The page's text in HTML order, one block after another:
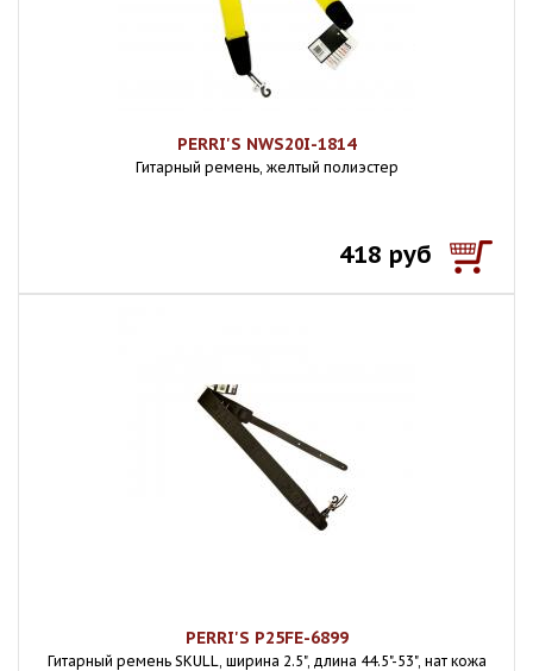
PERRI'S NWS20I-1814
Гитарный ремень, желтый полиэстер
418 руб
PERRI'S P25FE-6899
Гитарный ремень SKULL, ширина 2.5", длина 44.5"-53", нат кожа